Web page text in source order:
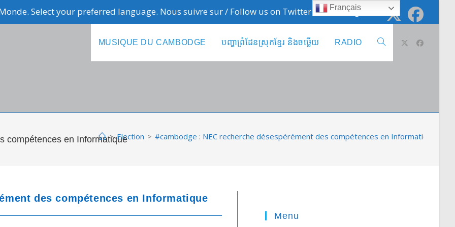
Select your preferred language. Nous suivre sur / Follow us on Twitter @cambodge_info
MUSIQUE DU CAMBODGE បញ្ហាព្រំដែនស្រុកខ្មែរ និងចឞ្លើយ RADIO Toggle
compétences en Informatique
> Election > #cambodge : NEC recherche désespérément des compétences en Informatique
des compétences en Informatique
Menu
Français